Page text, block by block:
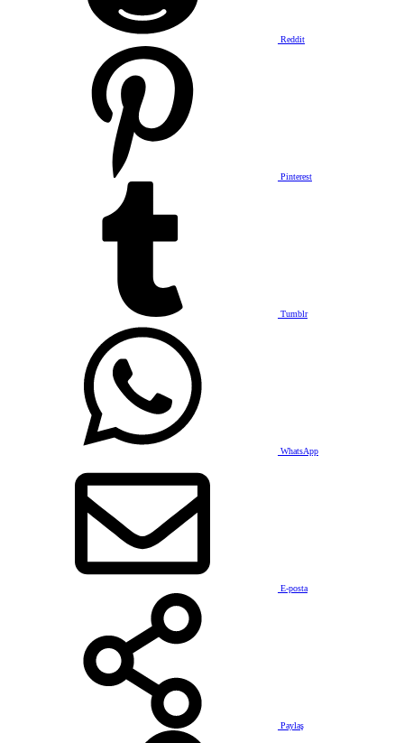
Reddit
Pinterest
Tumblr
WhatsApp
E-posta
Paylaş